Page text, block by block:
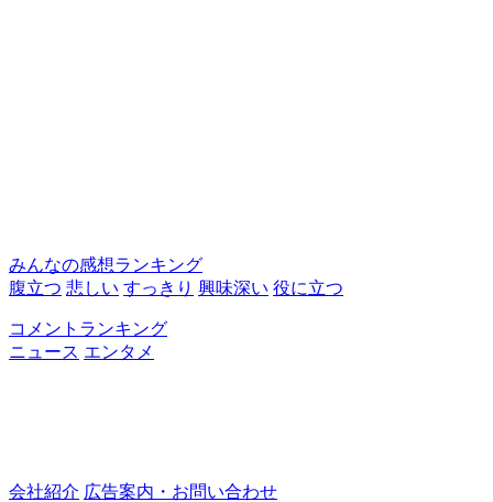
みんなの感想ランキング
腹立つ 悲しい すっきり 興味深い 役に立つ
コメントランキング
ニュース エンタメ
会社紹介 広告案内・お問い合わせ